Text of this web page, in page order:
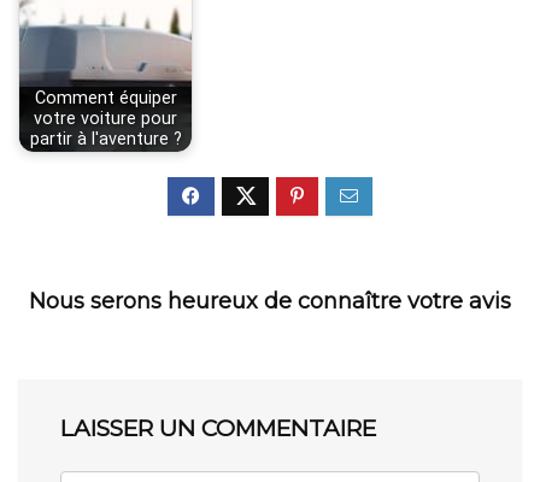
Comment équiper
votre voiture pour
partir à l'aventure ?
Nous serons heureux de connaître votre avis
LAISSER UN COMMENTAIRE